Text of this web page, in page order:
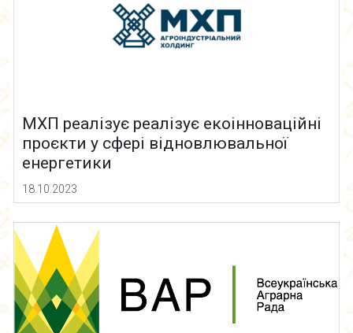
МХП реалізує реалізує екоінноваційні
проєкти у сфері відновлювальної
енергетики
18.10.2023